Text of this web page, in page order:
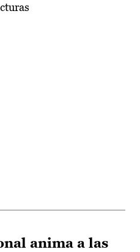
anima a las